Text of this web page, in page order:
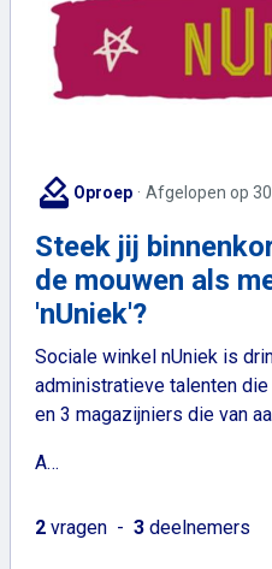
how_to_vote Oproep Afgelopen op
Steek jij
de mouwen als
'nUniek'?
Sociale winkel nUniek is
administratieve talenten
en 3 magazijniers die van
A…
2 vragen 3 deelnemers